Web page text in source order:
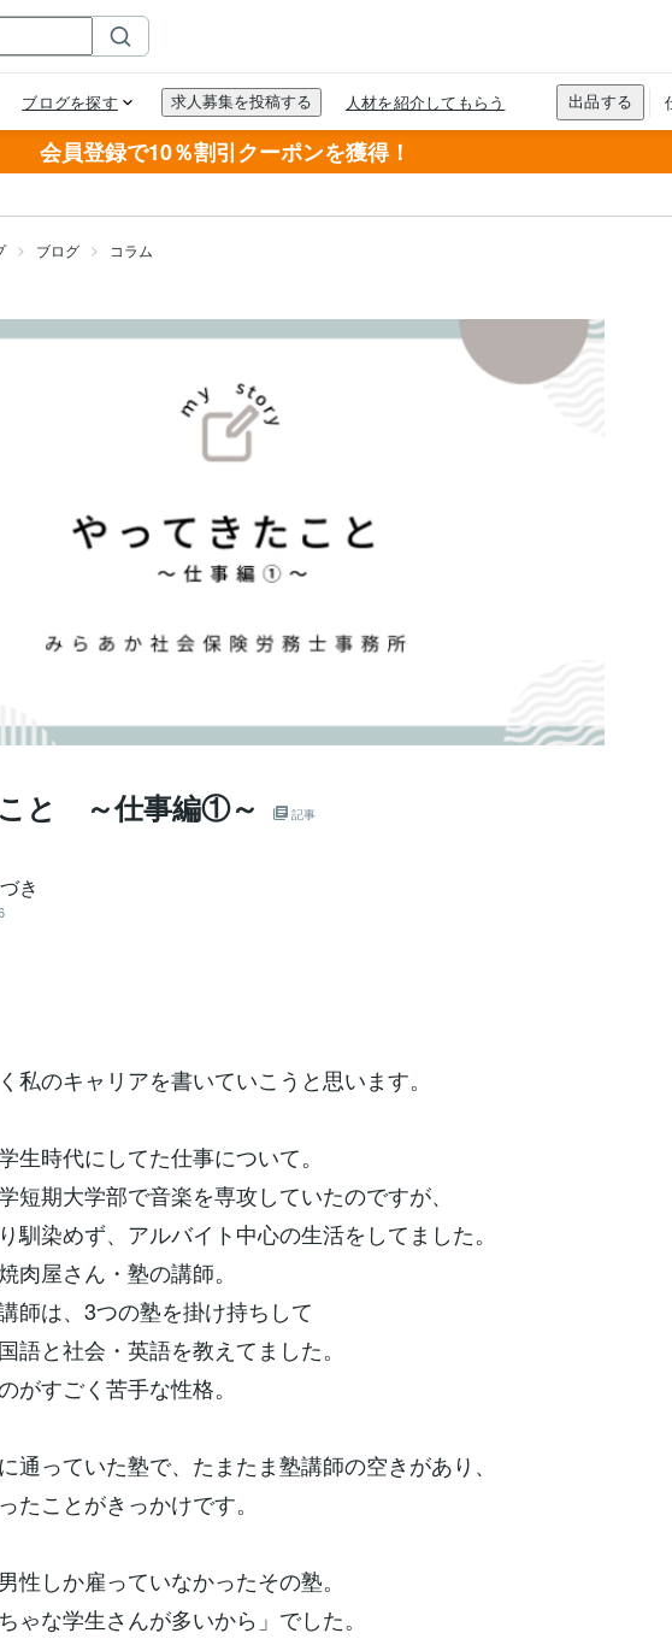
会員登録で10％割引クーポンを獲得！
ブログ コラム
と ～仕事編①～ 記事
き
私のキャリアを書いていこうと思います。
生時代にしてた仕事について。
短期大学部で音楽を専攻していたのですが、
馴染めず、アルバイト中心の生活をしてました。
肉屋さん・塾の講師。
師は、3つの塾を掛け持ちして
語と社会・英語を教えてました。
がすごく苦手な性格。
通っていた塾で、たまたま塾講師の空きがあり、
たことがきっかけです。
性しか雇っていなかったその塾。
ゃな学生さんが多いから」でした。